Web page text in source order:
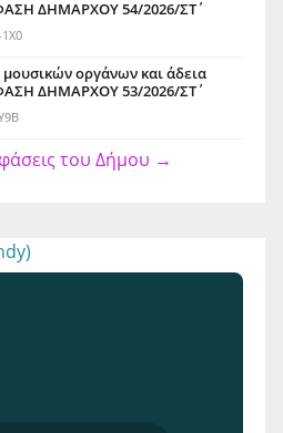
ΔΗΜΑΡΧΟΥ 54/2026/ΣΤ΄
οργάνων και άδεια
ΔΗΜΑΡΧΟΥ 53/2026/ΣΤ΄
του Δήμου →